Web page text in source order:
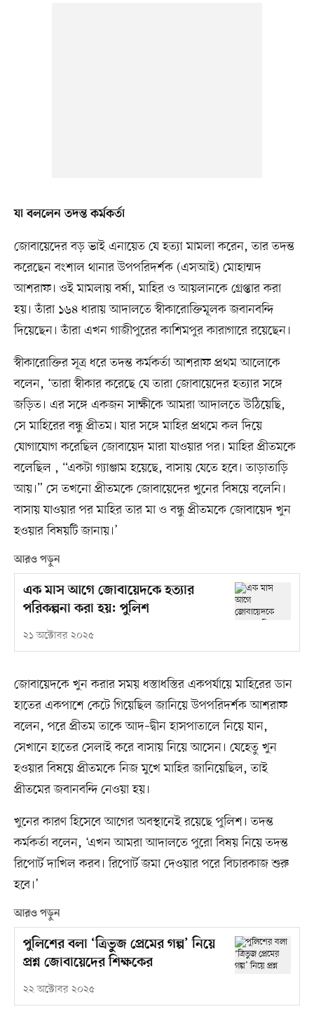
যা বললেন তদন্ত কর্মকর্তা
জোবায়েদের বড় ভাই এনায়েত যে হত্যা মামলা করেন, তার তদন্ত
করেছেন বংশাল থানার উপপরিদর্শক (এসআই) মোহাম্মদ
আশরাফ। ওই মামলায় বর্ষা, মাহির ও আয়লানকে গ্রেপ্তার করা
হয়। তাঁরা ১৬৪ ধারায় আদালতে স্বীকারোক্তিমূলক জবানবন্দি
দিয়েছেন। তাঁরা এখন গাজীপুরের কাশিমপুর কারাগারে রয়েছেন।
স্বীকারোক্তির সূত্র ধরে তদন্ত কর্মকর্তা আশরাফ প্রথম আলোকে
বলেন, ‘তারা স্বীকার করেছে যে তারা জোবায়েদের হত্যার সঙ্গে
জড়িত। এর সঙ্গে একজন সাক্ষীকে আমরা আদালতে উঠিয়েছি,
সে মাহিরের বন্ধু প্রীতম। যার সঙ্গে মাহির প্রথমে কল দিয়ে
যোগাযোগ করেছিল জোবায়েদ মারা যাওয়ার পর। মাহির প্রীতমকে
বলেছিল , “একটা গ্যাঞ্জাম হয়েছে, বাসায় যেতে হবে। তাড়াতাড়ি
আয়।” সে তখনো প্রীতমকে জোবায়েদের খুনের বিষয়ে বলেনি।
বাসায় যাওয়ার পর মাহির তার মা ও বন্ধু প্রীতমকে জোবায়েদ খুন
হওয়ার বিষয়টি জানায়।’
আরও পড়ুন
এক মাস আগে জোবায়েদকে হত্যার
পরিকল্পনা করা হয়: পুলিশ
২১ অক্টোবর ২০২৫
জোবায়েদকে খুন করার সময় ধস্তাধস্তির একপর্যায়ে মাহিরের ডান
হাতের একপাশে কেটে গিয়েছিল জানিয়ে উপপরিদর্শক আশরাফ
বলেন, পরে প্রীতম তাকে আদ–দ্বীন হাসপাতালে নিয়ে যান,
সেখানে হাতের সেলাই করে বাসায় নিয়ে আসেন। যেহেতু খুন
হওয়ার বিষয়ে প্রীতমকে নিজ মুখে মাহির জানিয়েছিল, তাই
প্রীতমের জবানবন্দি নেওয়া হয়।
খুনের কারণ হিসেবে আগের অবস্থানেই রয়েছে পুলিশ। তদন্ত
কর্মকর্তা বলেন, ‘এখন আমরা আদালতে পুরো বিষয় নিয়ে তদন্ত
রিপোর্ট দাখিল করব। রিপোর্ট জমা দেওয়ার পরে বিচারকাজ শুরু
হবে।’
আরও পড়ুন
পুলিশের বলা ‘ত্রিভুজ প্রেমের গল্প’ নিয়ে
প্রশ্ন জোবায়েদের শিক্ষকের
২২ অক্টোবর ২০২৫